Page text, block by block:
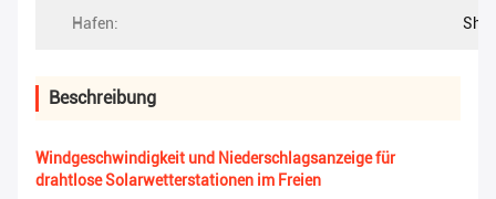
Hafen:
Beschreibung
Windgeschwindigkeit und Niederschlagsanzeige für
drahtlose Solarwetterstationen im Freien